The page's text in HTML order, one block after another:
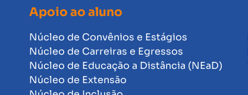
Apoio ao aluno
Núcleo de Convênios e Estágios
Núcleo de Carreiras e Egressos
Núcleo de Educação a Distância (NEaD)
Núcleo de Extensão